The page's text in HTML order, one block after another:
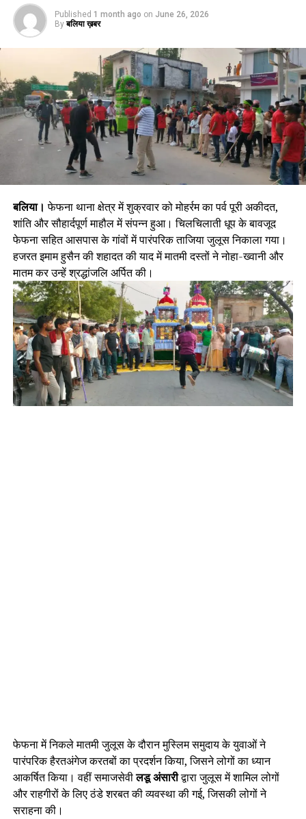
Published 1 month ago on June 26, 2026
By बलिया ख़बर
बलिया। फेफना थाना क्षेत्र में शुक्रवार को मोहर्रम का पर्व पूरी अकीदत,
शांति और सौहार्दपूर्ण माहौल में संपन्न हुआ। चिलचिलाती धूप के बावजूद
फेफना सहित आसपास के गांवों में पारंपरिक ताजिया जुलूस निकाला गया।
हजरत इमाम हुसैन की शहादत की याद में मातमी दस्तों ने नोहा-ख्वानी और
मातम कर उन्हें श्रद्धांजलि अर्पित की।
फेफना में निकले मातमी जुलूस के दौरान मुस्लिम समुदाय के युवाओं ने
पारंपरिक हैरतअंगेज करतबों का प्रदर्शन किया, जिसने लोगों का ध्यान
आकर्षित किया। वहीं समाजसेवीलडू अंसारीद्वारा जुलूस में शामिल लोगों
और राहगीरों के लिए ठंडे शरबत की व्यवस्था की गई, जिसकी लोगों ने
सराहना की।